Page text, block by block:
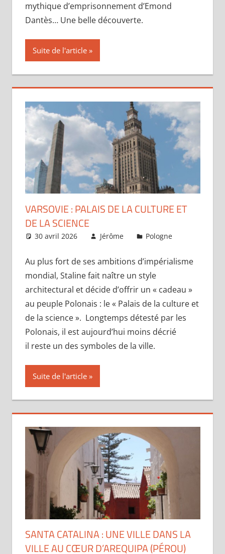
mythique d’emprisonnement d’Emond
Dantès… Une belle découverte.
Suite de l'article
VARSOVIE : PALAIS DE LA CULTURE ET
DE LA SCIENCE
30 avril 2026 Jérôme Pologne
Au plus fort de ses ambitions d’impérialisme
mondial, Staline fait naître un style
architectural et décide d’offrir un « cadeau »
au peuple Polonais : le « Palais de la culture et
de la science ». Longtemps détesté par les
Polonais, il est aujourd’hui moins décrié
il reste un des symboles de la ville.
Suite de l'article
SANTA CATALINA : UNE VILLE DANS LA
VILLE AU CŒUR D’AREQUIPA (PÉROU)